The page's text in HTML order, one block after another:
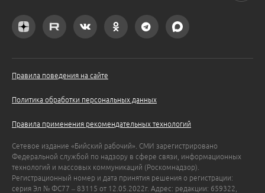
Правила поведения на сайте
Политика обработки персональных данных
Правила применения рекомендательных технологий
Сетевое издание «Бийский рабочий». СМИ зарегистрировано
Федеральной службой по надзору в сфере связи, информационных
технологий и массовых коммуникаций (Роскомнадзор).
Регистрационный номер и дата принятия решения о регистрации:
серия Эл № ФС77 – 83115 от 12.05.2022г. Адрес: редакции: 659322,